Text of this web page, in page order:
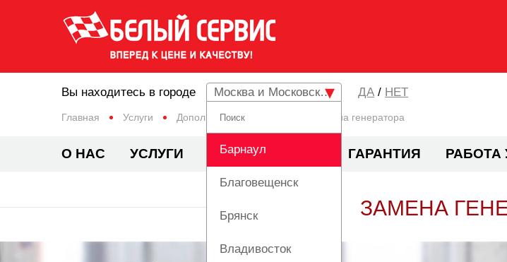
Главная Услуги Дополнительный сервис Замена генератора
Вы находитесь в городе Москва и Московская область
Барнаул
Благовещенск
Брянск
Владивосток
/ НЕТ
О НАС УСЛУГИ ЦЕНЫ ГАРАНТИЯ РАБОТА
ЗАМЕНА